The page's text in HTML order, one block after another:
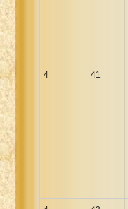
4 41